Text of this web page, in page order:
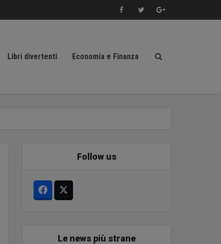
Libri divertenti Economia e Finanza
Follow us
Le news più strane